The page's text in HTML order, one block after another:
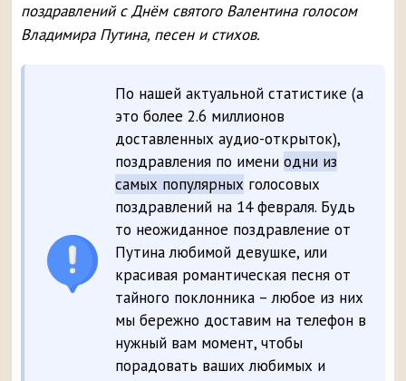
поздравлений с Днём святого Валентина голосом
Владимира Путина, песен и стихов.
По нашей актуальной статистике (а
это более 2.6 миллионов
доставленных аудио-открыток),
поздравления по имениодни из
самых популярных голосовых
поздравлений на 14 февраля. Будь
то неожиданное поздравление от
Путина любимой девушке, или
красивая романтическая песня от
тайного поклонника – любое из них
мы бережно доставим на телефон в
нужный вам момент, чтобы
порадовать ваших любимых и